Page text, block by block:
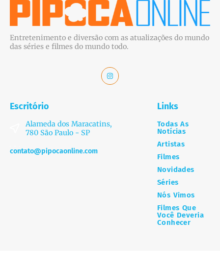
Entretenimento e diversão com as atualizações do mundo
das séries e filmes do mundo todo.
Escritório
Alameda dos Maracatins,
780 São Paulo - SP
contato@pipocaonline.com
Links
Todas As
Notícias
Artistas
Filmes
Novidades
Séries
Nós Vimos
Filmes Que
Você Deveria
Conhecer